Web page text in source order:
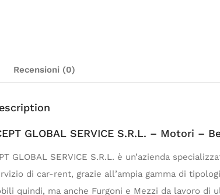
Recensioni (0)
GLOBAL SERVICE S.R.L. – Motori –
GLOBAL SERVICE S.R.L. è un’azienda
di car-rent, grazie all’ampia gamma di
quindi, ma anche Furgoni e Mezzi da lavoro di